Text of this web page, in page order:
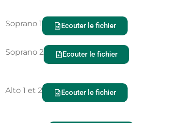
Soprano 1 Ecouter le fichier
Soprano 2 Ecouter le fichier
Alto 1 et 2 Ecouter le fichier